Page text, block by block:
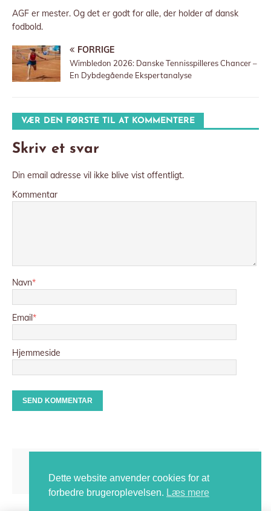
AGF er mester. Og det er godt for alle, der holder af dansk
fodbold.
FORRIGE
Wimbledon 2026: Danske Tennisspilleres Chancer –
En Dybdegående Ekspertanalyse
VÆR DEN FØRSTE TIL AT KOMMENTERE
Skriv et svar
Din email adresse vil ikke blive vist offentligt.
Kommentar
Navn*
Email*
Hjemmeside
Dette website anvender cookies for at
forbedre brugeroplevelsen. Læs mere